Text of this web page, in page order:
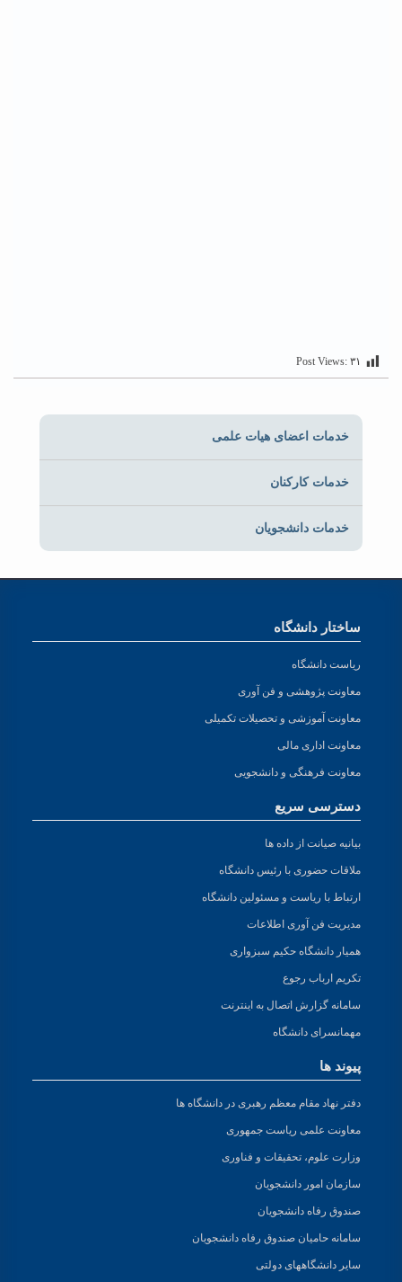
Post Views: ۳۱
خدمات اعضای هیات علمی
خدمات کارکنان
خدمات دانشجویان
ساختار دانشگاه
ریاست دانشگاه
معاونت پژوهشی و فن آوری
معاونت آموزشی و تحصیلات تکمیلی
معاونت اداری مالی
معاونت فرهنگی و دانشجویی
دسترسی سریع
بیانیه صیانت از داده ها
ملاقات حضوری با رئیس دانشگاه
ارتباط با ریاست و مسئولین دانشگاه
مدیریت فن آوری اطلاعات
همیار دانشگاه حکیم سبزواری
تکریم ارباب رجوع
سامانه گزارش اتصال به اینترنت
مهمانسرای دانشگاه
پیوند ها
دفتر نهاد مقام معظم رهبری در دانشگاه ها
معاونت علمی ریاست جمهوری
وزارت علوم، تحقیقات و فناوری
سازمان امور دانشجویان
صندوق رفاه دانشجویان
سامانه حامیان صندوق رفاه دانشجویان
سایر دانشگاههای دولتی